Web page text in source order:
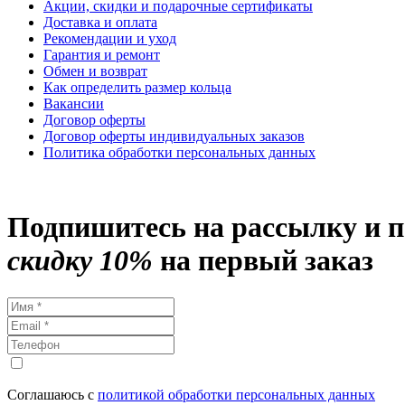
Акции, скидки и подарочные сертификаты
Доставка и оплата
Рекомендации и уход
Гарантия и ремонт
Обмен и возврат
Как определить размер кольца
Вакансии
Договор оферты
Договор оферты индивидуальных заказов
Политика обработки персональных данных
Подпишитесь на рассылку и
скидку 10% на первый заказ
Соглашаюсь с политикой обработки персональных данных